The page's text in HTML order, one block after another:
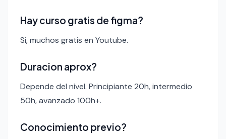
Hay curso gratis de figma?
Si, muchos gratis en Youtube.
Duracion aprox?
Depende del nivel. Principiante 20h, intermedio
50h, avanzado 100h+.
Conocimiento previo?